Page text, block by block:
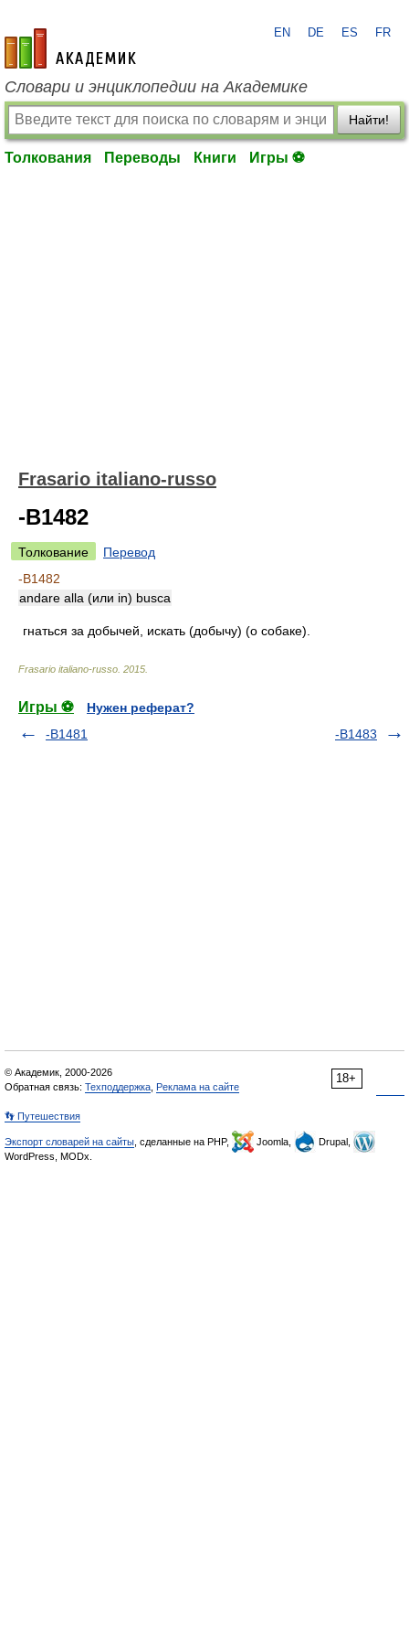
academic.ru
EN DE ES FR
Словари и энциклопедии на Академике
Найти!
Толкования Переводы Книги Игры ⚽
Frasario italiano-russo
-B1482
Толкование
Перевод
-B1482
andare alla (или in) busca
гнаться за добычей, искать (добычу) (о собаке).
Frasario italiano-russo 2015
Игры ⚽
Нужен реферат?
-B1481
-B1483
18+
© Академик, 2000-2026
Обратная связь: Техподдержка Реклама на сайте
👣 Путешествия
Экспорт словарей на сайты , сделанные на PHP, Joomla,
Drupal,
WordPress, MODx.